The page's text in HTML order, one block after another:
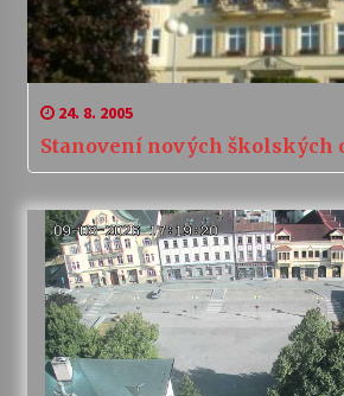
24. 8. 2005
Stanovení nových školských